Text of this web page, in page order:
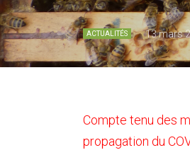
ACTUALITÉS 13 mars
Compte tenu des
propagation du